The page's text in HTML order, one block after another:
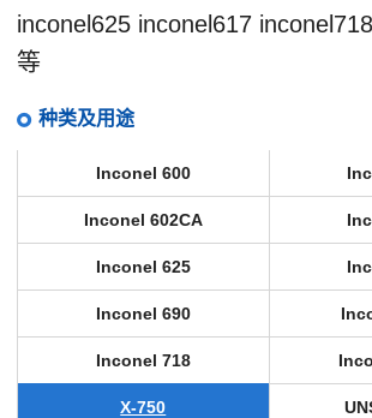
inconel625 inconel617
等
种类及用途
Inconel 600
Inconel 602CA
Inconel 625
Inconel 690
Inconel 718
X-750